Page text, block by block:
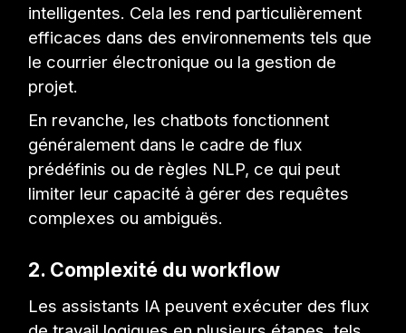
intelligentes. Cela les rend particulièrement
efficaces dans des environnements tels que
le courrier électronique ou la gestion de
projet.
En revanche, les chatbots fonctionnent
généralement dans le cadre de flux
prédéfinis ou de règles NLP, ce qui peut
limiter leur capacité à gérer des requêtes
complexes ou ambiguës.
2. Complexité du workflow
Les assistants IA peuvent exécuter des flux